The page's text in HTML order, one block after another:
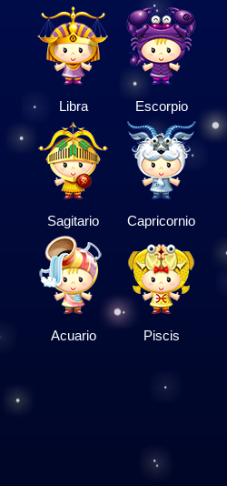
Libra Escorpio
Sagitario Capricornio
Acuario Piscis